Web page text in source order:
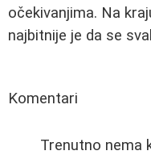
očekivanjima. Na
najbitnije je da se
Komentari
Trenutno nema